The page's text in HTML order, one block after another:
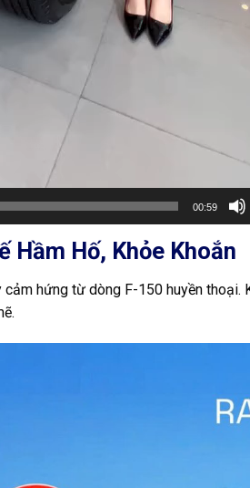
00:59
Hầm Hố, Khỏe Khoắn
hứng từ dòng F-150 huyền